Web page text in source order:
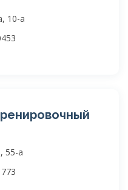
10-а
55-а